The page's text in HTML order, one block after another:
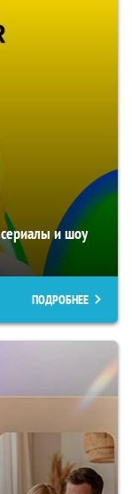
и шоу
ПОДРОБНЕЕ